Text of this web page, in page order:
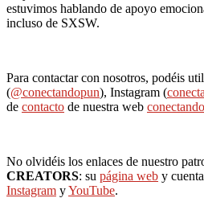
estuvimos hablando de apoyo
incluso de SXSW.
Para contactar con nosotros, podéis
(@conectandopun), Instagram (
de contacto de nuestra web
No olvidéis los enlaces de nuestro
CREATORS: su página web y
Instagram yYouTube.